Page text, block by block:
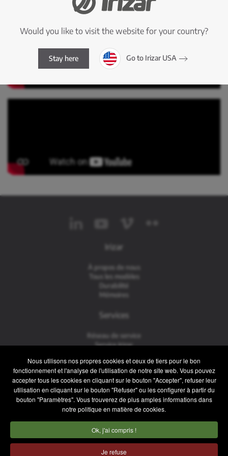
Nous utilisons nos propres cookies et ceux de tiers pour le bon
fonctionnement et l'analyse de l'utilisation de notre site web. Vous pouvez
accepter tous les cookies en cliquant sur le bouton "Accepter", refuser leur
utilisation en cliquant sur le bouton "Refuser" ou les configurer à partir du
bouton "Paramètres". Vous trouverez de plus amples informations dans
notre politique en matière de cookies.
Ok, j'ai compris !
Je refuse
Irizar
À propos de nous
Tous les modèles
Durabilité
Mémoires
Services
Réseau de service
Service Irizar
Usés
Contact
Contact
Service après-vente et pièces de rechange
Équipe commerciale
Travaillez avec nous
Presse
Would you like to visit the website for your country?
Stay here Go to Irizar USA